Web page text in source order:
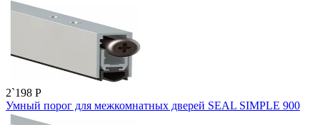
2`198 P
Умный порог для межкомнатных дверей SEAL SIMPLE 900